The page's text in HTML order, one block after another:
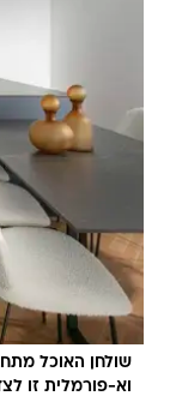
שולחן האוכל
וא-פורמלית זו